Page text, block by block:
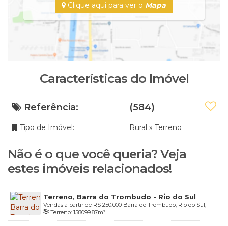
Clique aqui para ver o Mapa
Características do Imóvel
Referência: (584)
Tipo de Imóvel: Rural » Terreno
Não é o que você queria? Veja
estes imóveis relacionados!
Terreno, Barra do Trombudo - Rio do Sul
R$ 250.000
Vendas a partir de
Barra do Trombudo, Rio do Sul,
Santa Catarina, Brasil
Terreno: 158099.87m²